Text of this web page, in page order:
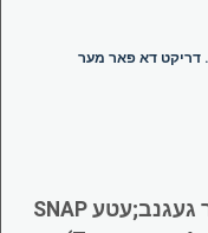
דריקט דא פאר מער
וויכטיגע טוישונגען צו ערזעצונג פאר געגנב;עטע SNAP